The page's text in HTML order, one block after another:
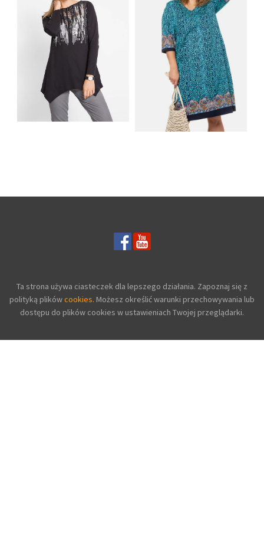
Ta strona używa ciasteczek dla lepszego działania. Zapoznaj się z
polityką plikówcookies. Możesz określić warunki przechowywania lub
dostępu do plików cookies w ustawieniach Twojej przeglądarki.